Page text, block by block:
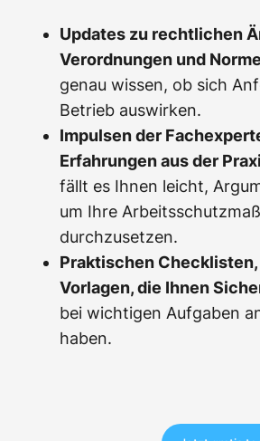
Updates zu rechtlichen
Verordnungen und
genau wissen, ob sich
Betrieb auswirken.
Impulsen der
Erfahrungen aus der
fällt es Ihnen leicht,
um Ihre
durchzusetzen.
Praktischen
Vorlagen, die Ihnen
bei wichtigen Aufgaben
haben.